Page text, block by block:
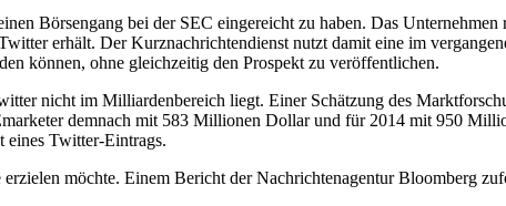
Börsengang bei der SEC eingereicht zu haben. Das
erhält. Der Kurznachrichtendienst nutzt damit eine im
können, ohne gleichzeitig den Prospekt zu veröffentlichen.
nicht im Milliardenbereich liegt. Einer Schätzung des
demnach mit 583 Millionen Dollar und für 2014 mit 950
eines Twitter-Eintrags.
möchte. Einem Bericht der Nachrichtenagentur Bloomberg